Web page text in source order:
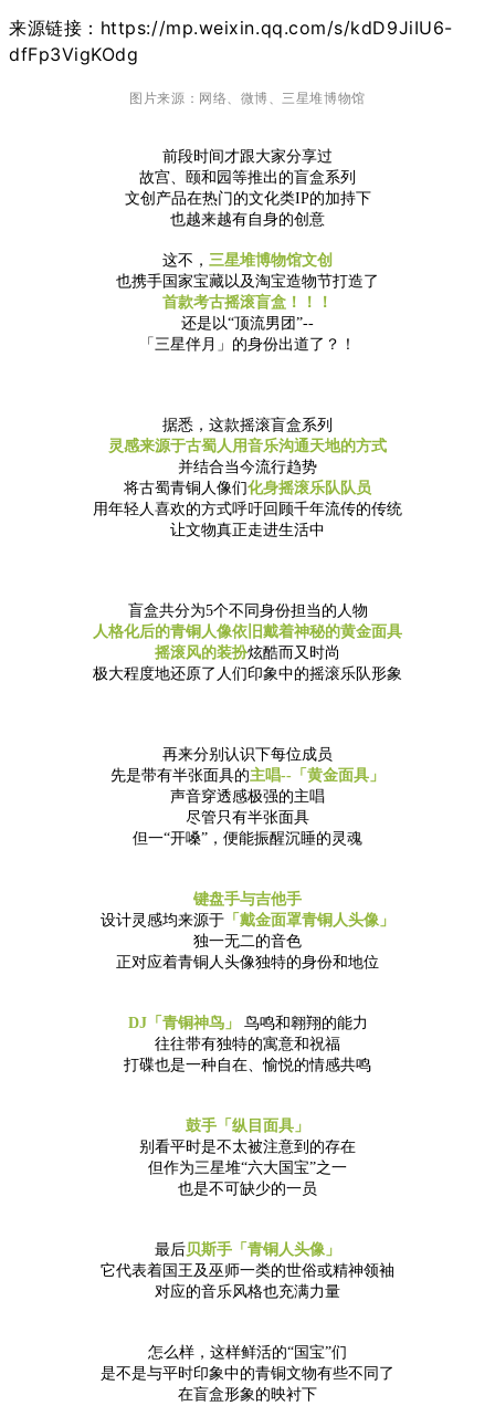
来源链接：https://mp.weixin.qq.com/s/kdD9JiIU6-
dfFp3VigKOdg
图片来源：网络、微博、三星堆博物馆
前段时间才跟大家分享过
故宫、颐和园等推出的盲盒系列
文创产品在热门的文化类IP的加持下
也越来越有自身的创意
这不， 三星堆博物馆文创
也携手国家宝藏以及淘宝造物节打造了
首款考古摇滚盲盒！！！
还是以“顶流男团”--
「三星伴月」的身份出道了？！
据悉，这款摇滚盲盒系列
灵感来源于古蜀人用音乐沟通天地的方式
并结合当今流行趋势
将古蜀青铜人像们化身摇滚乐队队员
用年轻人喜欢的方式呼吁回顾千年流传的传统
让文物真正走进生活中
盲盒共分为5个不同身份担当的人物
人格化后的青铜人像依旧戴着神秘的黄金面具
摇滚风的装扮炫酷而又时尚
极大程度地还原了人们印象中的摇滚乐队形象
再来分别认识下每位成员
先是带有半张面具的主唱--「黄金面具」
声音穿透感极强的主唱
尽管只有半张面具
但一“开嗓”，便能振醒沉睡的灵魂
键盘手与吉他手
设计灵感均来源于 「戴金面罩青铜人头像」
独一无二的音色
正对应着青铜人头像独特的身份和地位
DJ「青铜神鸟」 鸟鸣和翱翔的能力
往往带有独特的寓意和祝福
打碟也是一种自在、愉悦的情感共鸣
鼓手「纵目面具」
别看平时是不太被注意到的存在
但作为三星堆“六大国宝”之一
也是不可缺少的一员
最后贝斯手「青铜人头像」
它代表着国王及巫师一类的世俗或精神领袖
对应的音乐风格也充满力量
怎么样，这样鲜活的“国宝”们
是不是与平时印象中的青铜文物有些不同了
在盲盒形象的映衬下